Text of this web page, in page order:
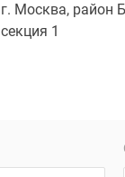
г. Москва, район
секция 1